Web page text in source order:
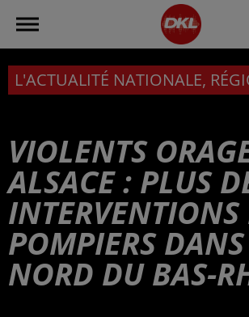
L'ACTUALITÉ NATIONALE,
VIOLENTS
ALSACE : PLUS
INTERVENTIONS
POMPIERS
NORD DU BAS-